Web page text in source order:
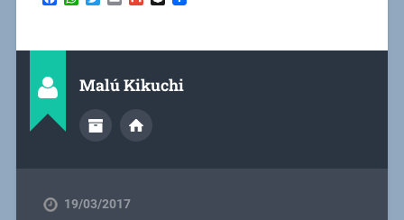
Malú Kikuchi
19/03/2017